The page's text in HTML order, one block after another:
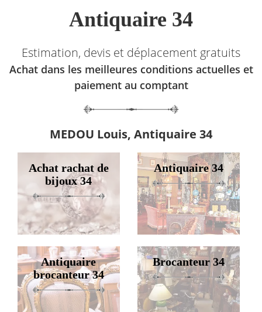
Antiquaire 34
Estimation, devis et déplacement gratuits
Achat dans les meilleures conditions actuelles et
paiement au comptant
MEDOU Louis, Antiquaire 34
Achat rachat de
bijoux 34
Antiquaire 34
Antiquaire
brocanteur 34
Brocanteur 34